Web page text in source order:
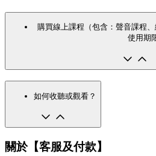
購買線上課程（包含：聲音課程
使用期
如何收聽或觀看？
關於【客服及付款】